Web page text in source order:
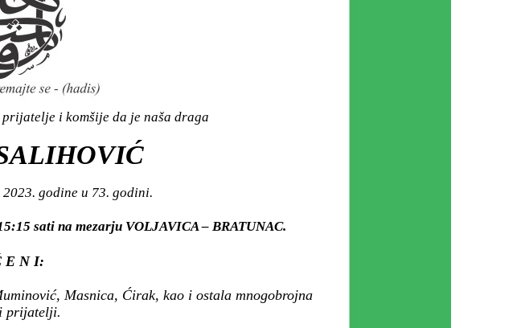
i komšije da je naša draga
godine u 73. godini.
sati na mezarju VOLJAVICA – BRATUNAC.
E N I:
Masnica, Ćirak, kao i ostala mnogobrojna
prijatelji.